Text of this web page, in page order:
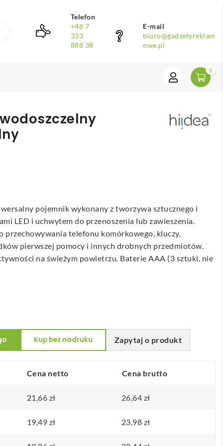
Telefon
+48 7
333
888 38
E-mail
biuro@gadzetyreklam
owe.pl
0
pojemnik wykonany z tworzywa sztucznego i
LED i uchwytem do przenoszenia lub zawieszenia.
przechowywania telefonu komórkowego, kluczy,
pierwszej pomocy i innych drobnych przedmiotów.
na świeżym powietrzu. Baterie AAA (3 sztuki, nie
Zapytaj o produkt
Kup bez nadruku
Cena netto Cena brutto
21,66 zł 26,64 zł
19,49 zł 23,98 zł